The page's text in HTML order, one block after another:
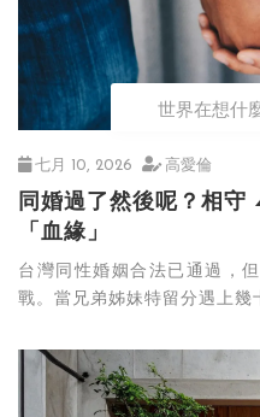
世界在想什
七月 10, 2026 高愛倫
同婚過了然後呢？相
「血緣」
台灣同性婚姻合法已通過，
戰。當兄弟姊妹特留分遇上幾